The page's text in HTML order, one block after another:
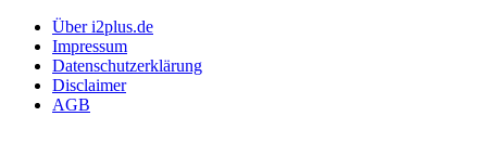
Über i2plus.de
Impressum
Datenschutzerklärung
Disclaimer
AGB